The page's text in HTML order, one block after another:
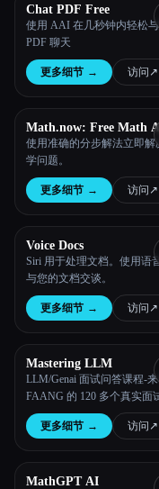
Chat PDF Free
使用 AAI 在几秒钟内轻松
PDF 聊天
更多细节 → 访问 ↗︎
Math.now: Free Math
Solver powered by math
GPT
使用准确的分步解法立即解
学问题。
更多细节 → 访问 ↗︎
Voice Docs
Siri 用于处理文档。使用语
与您的文档交谈。
更多细节 → 访问 ↗︎
Mastering LLM
LLM/Genai 面试问答课程-
FAANG 的 120 多个真实面
题和 120 多个评估问题 + 认
实时案例研究
更多细节 → 访问 ↗︎
MathGPT AI